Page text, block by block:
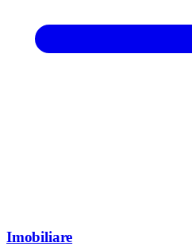
Imobiliare